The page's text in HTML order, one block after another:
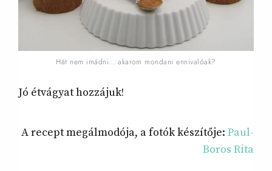
Hát nem imádni… akarom mondani ennivalóak?
Jó étvágyat hozzájuk!
A recept megálmodója, a fotók készítője: Paul-
Boros Rita